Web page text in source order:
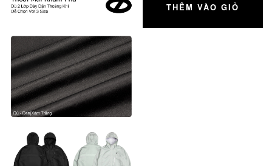
THÊM VÀO GIỎ